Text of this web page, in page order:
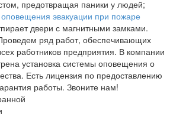
предотвращая паники у людей;
эвакуации при пожаре
двери с магнитными замками.
ряд работ, обеспечивающих
работников предприятия. В компании
установка системы оповещения о
Есть лицензия по предоставлению
работы. Звоните нам!